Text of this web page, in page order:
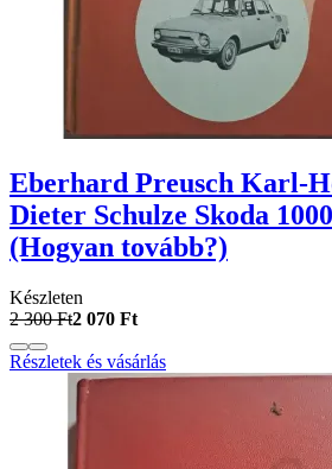
Eberhard Preusch Karl-
Dieter Schulze Skoda
(Hogyan tovább?)
Készleten
2 300 Ft2 070 Ft
Részletek és vásárlás